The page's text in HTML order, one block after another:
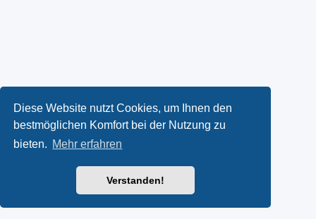
Diese Website nutzt Cookies, um Ihnen den
bestmöglichen Komfort bei der Nutzung zu
bieten. Mehr erfahren
Verstanden!